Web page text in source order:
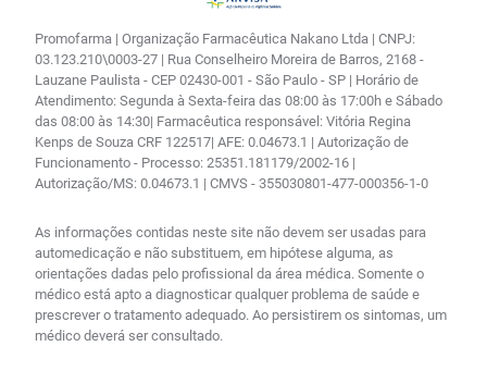
Promofarma | Organização Farmacêutica Nakano Ltda | CNPJ:
03.123.210\0003-27 | Rua Conselheiro Moreira de Barros, 2168 -
Lauzane Paulista - CEP 02430-001 - São Paulo - SP | Horário de
Atendimento: Segunda à Sexta-feira das 08:00 às 17:00h e Sábado
das 08:00 às 14:30| Farmacêutica responsável: Vitória Regina
Kenps de Souza CRF 122517| AFE: 0.04673.1 | Autorização de
Funcionamento - Processo: 25351.181179/2002-16 |
Autorização/MS: 0.04673.1 | CMVS - 355030801-477-000356-1-0
As informações contidas neste site não devem ser usadas para
automedicação e não substituem, em hipótese alguma, as
orientações dadas pelo profissional da área médica. Somente o
médico está apto a diagnosticar qualquer problema de saúde e
prescrever o tratamento adequado. Ao persistirem os sintomas, um
médico deverá ser consultado.